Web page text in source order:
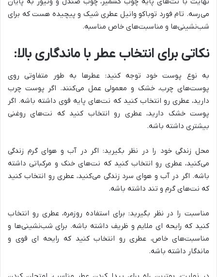
می‌رسه. تام فورد توباکو وانیل عطری شیک و پیچیده هست که برای
شب‌نشینی‌ها و مناسبت‌های خاص مناسبه.
نکاتی برای انتخاب عطر با ماندگاری بالا:
به نوع پوست خود توجه کنید: عطرها به طور متفاوتی روی
پوست‌های چرب، خشک و معمولی عمل می‌کنند. اگر پوست چرب
دارید، عطری رو انتخاب کنید که نت‌های پایه قوی داشته باشه. اگر
پوست خشک دارید، عطری رو انتخاب کنید که نت‌های روغنی
بیشتری داشته باشه.
محل زندگی خود را در نظر بگیرید: اگر در آب و هوای گرم زندگی
می‌کنید، عطری رو انتخاب کنید که نت‌های خنک و مرکباتی داشته
باشه. اگر در آب و هوای سرد زندگی می‌کنید، عطری رو انتخاب کنید
که نت‌های گرم و تند داشته باشه.
مناسبت را در نظر بگیرید: برای استفاده روزمره، عطری رو انتخاب
کنید که رایحه ای ملایم و ظریف داشته باشه. برای شب‌نشینی‌ها و
مناسبت‌های خاص، عطری رو انتخاب کنید که رایحه ای قوی و
ماندگار داشته باشه.